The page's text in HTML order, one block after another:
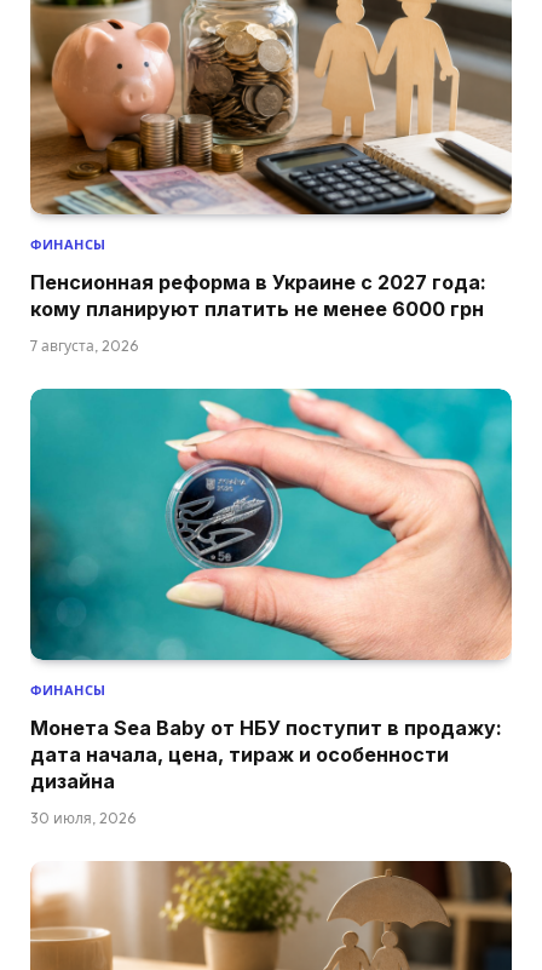
ФИНАНСЫ
Пенсионная реформа в Украине с 2027 года:
кому планируют платить не менее 6000 грн
7 августа, 2026
ФИНАНСЫ
Монета Sea Baby от НБУ поступит в продажу:
дата начала, цена, тираж и особенности
дизайна
30 июля, 2026